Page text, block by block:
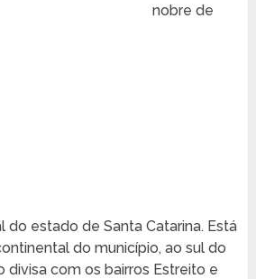
nobre de
do estado de Santa Catarina. Está
do município, ao sul do
com os bairros Estreito e